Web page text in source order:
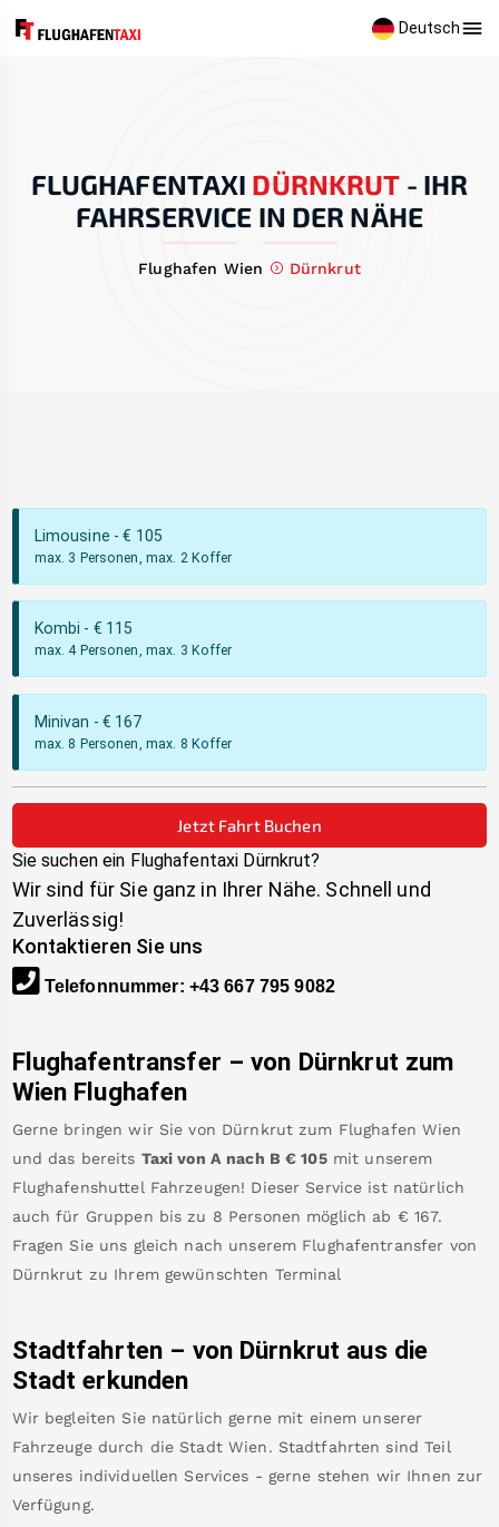
Deutsch
FLUGHAFENTAXI DÜRNKRUT - IHR
FAHRSERVICE IN DER NÄHE
Flughafen Wien Dürnkrut
Limousine - € 105
max. 3 Personen, max. 2 Koffer
Kombi - € 115
max. 4 Personen, max. 3 Koffer
Minivan - € 167
max. 8 Personen, max. 8 Koffer
Jetzt Fahrt Buchen
Sie suchen ein Flughafentaxi Dürnkrut?
Wir sind für Sie ganz in Ihrer Nähe. Schnell und
Zuverlässig!
Kontaktieren Sie uns
Telefonnummer: +43 667 795 9082
Flughafentransfer – von Dürnkrut zum
Wien Flughafen
Gerne bringen wir Sie von Dürnkrut zum Flughafen Wien
und das bereits Taxi von A nach B €105 mit unserem
Flughafenshuttel Fahrzeugen! Dieser Service ist natürlich
auch für Gruppen bis zu 8 Personen möglich ab € 167.
Fragen Sie uns gleich nach unserem Flughafentransfer von
Dürnkrut zu Ihrem gewünschten Terminal
Stadtfahrten – von Dürnkrut aus die
Stadt erkunden
Wir begleiten Sie natürlich gerne mit einem unserer
Fahrzeuge durch die Stadt Wien. Stadtfahrten sind Teil
unseres individuellen Services - gerne stehen wir Ihnen zur
Verfügung.